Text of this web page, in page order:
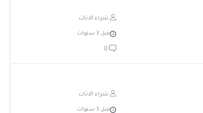
شراء الاثاث
قبل 3 سنوات
0
شراء الاثاث
قبل 3 سنوات